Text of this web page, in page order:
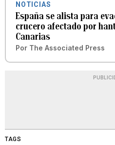
NOTICIAS
España se alista para
crucero afectado por
Canarias
Por The Associated Press
TAGS